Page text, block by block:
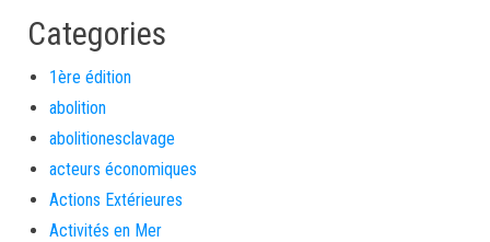
Categories
1ère édition
abolition
abolitionesclavage
acteurs économiques
Actions Extérieures
Activités en Mer